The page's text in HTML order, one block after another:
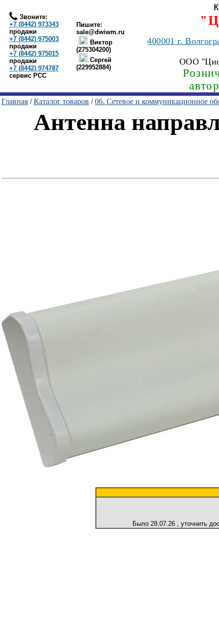
Звоните:
+7 (8442) 973343
продажи
+7 (8442) 975003
продажи
+7 (8442) 975015
продажи
+7 (8442) 974787
сервис РСС
Пишите:
sale@dwiwm.ru
Виктор
(275304200)
Сергей
(229952884)
400001г.
ООО
Главная /Каталог товаров /06. Сетевое и коммуникационное
Антенна
Было 28.07.26 , уточнить